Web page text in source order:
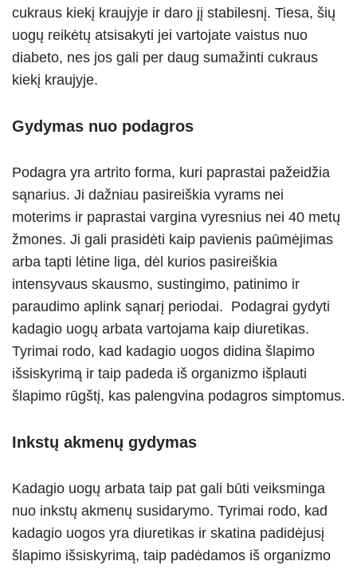
cukraus kiekį kraujyje ir daro jį stabilesnį. Tiesa, šių
uogų reikėtų atsisakyti jei vartojate vaistus nuo
diabeto, nes jos gali per daug sumažinti cukraus
kiekį kraujyje.
Gydymas nuo podagros
Podagra yra artrito forma, kuri paprastai pažeidžia
sąnarius. Ji dažniau pasireiškia vyrams nei
moterims ir paprastai vargina vyresnius nei 40 metų
žmones. Ji gali prasidėti kaip pavienis paūmėjimas
arba tapti lėtine liga, dėl kurios pasireiškia
intensyvaus skausmo, sustingimo, patinimo ir
paraudimo aplink sąnarį periodai. Podagrai gydyti
kadagio uogų arbata vartojama kaip diuretikas.
Tyrimai rodo, kad kadagio uogos didina šlapimo
išsiskyrimą ir taip padeda iš organizmo išplauti
šlapimo rūgštį, kas palengvina podagros simptomus.
Inkstų akmenų gydymas
Kadagio uogų arbata taip pat gali būti veiksminga
nuo inkstų akmenų susidarymo. Tyrimai rodo, kad
kadagio uogos yra diuretikas ir skatina padidėjusį
šlapimo išsiskyrimą, taip padėdamos iš organizmo